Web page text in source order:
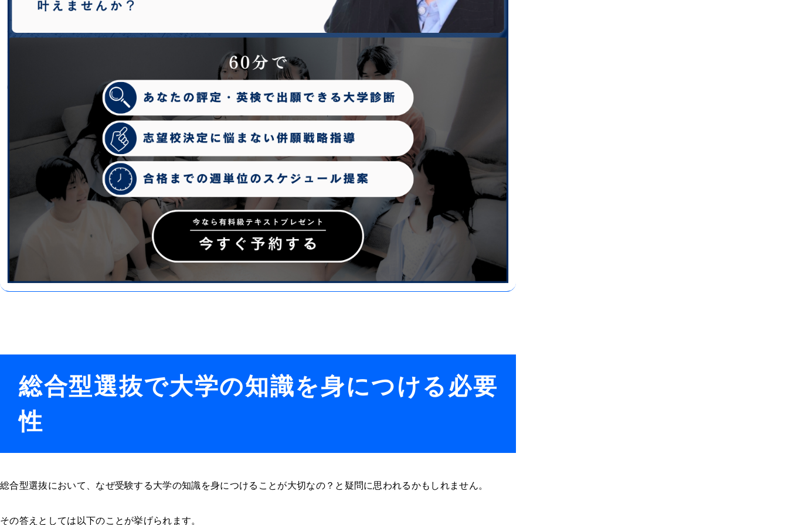
総合型選抜で大学の知識を身につける必要
性
総合型選抜において、なぜ受験する大学の知識を身につけることが大切なの？と疑問に思われるかもしれません。
その答えとしては以下のことが挙げられます。